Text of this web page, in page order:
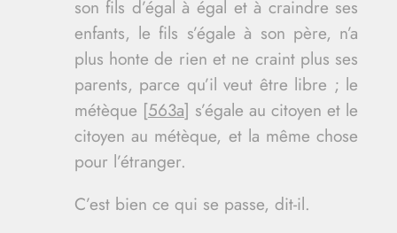
son fils d’égal à égal et à craindre ses
enfants, le fils s’égale à son père, n’a
plus honte de rien et ne craint plus ses
parents, parce qu’il veut être libre ; le
métèque [563a] s’égale au citoyen et le
citoyen au métèque, et la même chose
pour l’étranger.
C’est bien ce qui se passe, dit-il.